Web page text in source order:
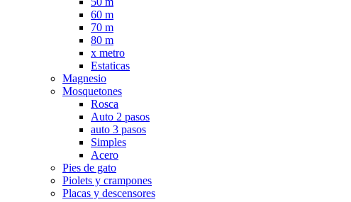
60 m
70 m
80 m
x metro
Estaticas
Magnesio
Mosquetones
Rosca
Auto 2 pasos
auto 3 pasos
Simples
Acero
Pies de gato
Piolets y crampones
Placas y descensores